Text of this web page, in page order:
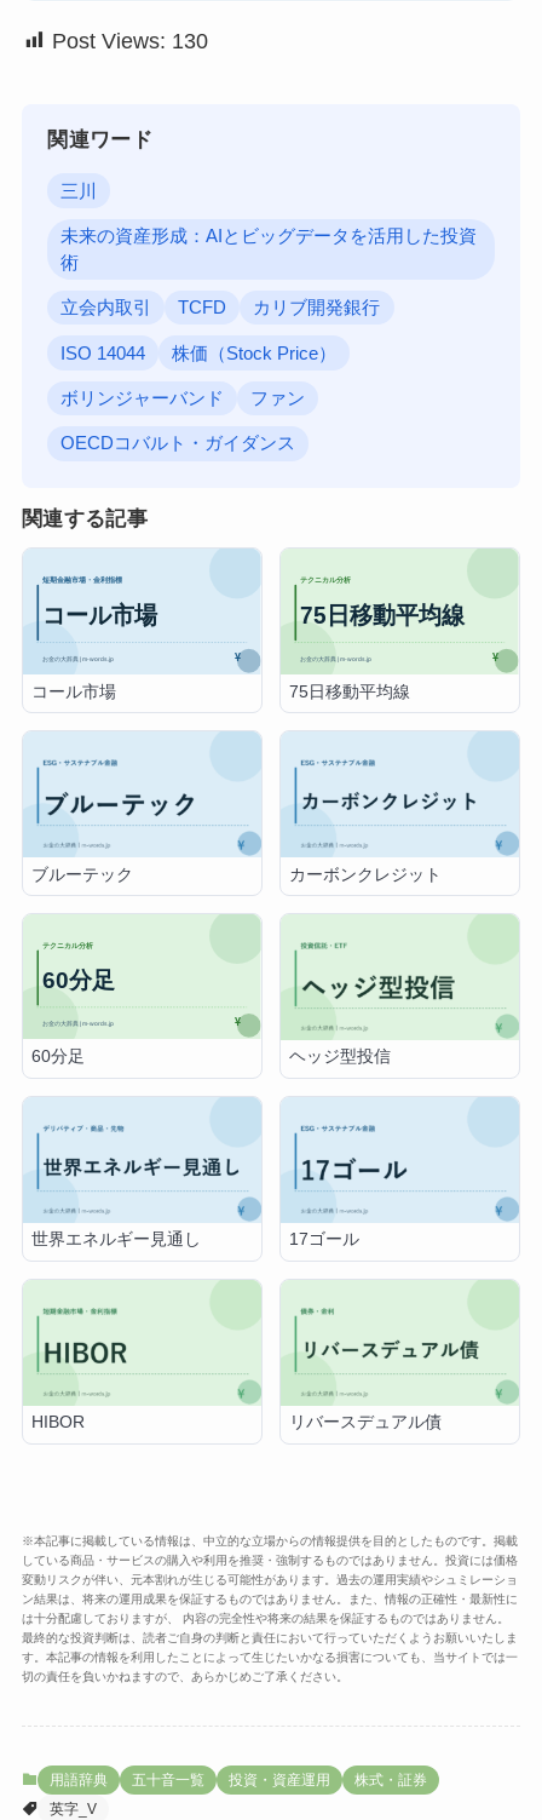
Post Views: 130
関連ワード
三川
未来の資産形成：AIとビッグデータを活用した投資
術
立会内取引 TCFD カリブ開発銀行
ISO 14044 株価（Stock Price）
ボリンジャーバンド ファン
OECDコバルト・ガイダンス
関連する記事
コール市場 75日移動平均線
ブルーテック カーボンクレジット
60分足 ヘッジ型投信
世界エネルギー見通し 17ゴール
HIBOR リバースデュアル債
※本記事に掲載している情報は、中立的な立場からの情報提供を目的としたものです。掲載
している商品・サービスの購入や利用を推奨・強制するものではありません。投資には価格
変動リスクが伴い、元本割れが生じる可能性があります。過去の運用実績やシュミレーショ
ン結果は、将来の運用成果を保証するものではありません。また、情報の正確性・最新性に
は十分配慮しておりますが、 内容の完全性や将来の結果を保証するものではありません。
最終的な投資判断は、読者ご自身の判断と責任において行っていただくようお願いいたしま
す。本記事の情報を利用したことによって生じたいかなる損害についても、当サイトでは一
切の責任を負いかねますので、あらかじめご了承ください。
用語辞典 五十音一覧 投資・資産運用
株式・証券
英字_V